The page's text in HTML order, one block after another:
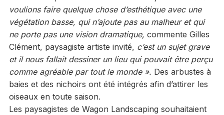
voulions faire quelque chose d’esthétique avec une
végétation basse, qui n’ajoute pas au malheur et qui
ne porte pas une vision dramatique, commente Gilles
Clément, paysagiste artiste invité, c’est un sujet grave
et il nous fallait dessiner un lieu qui pouvait être perçu
comme agréable par tout le monde ». Des arbustes à
baies et des nichoirs ont été intégrés afin d’attirer les
oiseaux en toute saison.
Les paysagistes de Wagon Landscaping souhaitaient